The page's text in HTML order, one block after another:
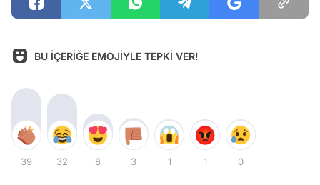
BU İÇERİĞE EMOJİYLE TEPKİ VER!
39 32 8 3 1 1 0